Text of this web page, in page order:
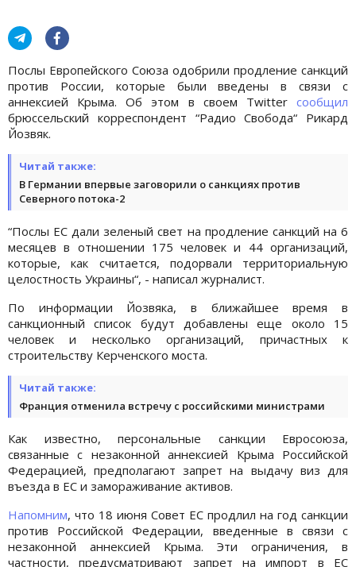
Послы Европейского Союза одобрили продление санкций
против России, которые были введены в связи с
аннексией Крыма. Об этом в своем Twitter сообщил
брюссельский корреспондент “Радио Свобода“ Рикард
Йозвяк.
Читай также:
В Германии впервые заговорили о санкциях против
Северного потока-2
“Послы ЕС дали зеленый свет на продление санкций на 6
месяцев в отношении 175 человек и 44 организаций,
которые, как считается, подорвали территориальную
целостность Украины“, - написал журналист.
По информации Йозвяка, в ближайшее время в
санкционный список будут добавлены еще около 15
человек и несколько организаций, причастных к
строительству Керченского моста.
Читай также:
Франция отменила встречу с российскими министрами
Как известно, персональные санкции Евросоюза,
связанные с незаконной аннексией Крыма Российской
Федерацией, предполагают запрет на выдачу виз для
въезда в ЕС и замораживание активов.
Напомним, что 18 июня Совет ЕС продлил на год санкции
против Российской Федерации, введенные в связи с
незаконной аннексией Крыма. Эти ограничения, в
частности, предусматривают запрет на импорт в ЕС